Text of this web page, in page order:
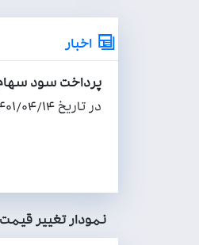
اخبار
پرداخت سود سهام اشخاص
نمودار تغيير قيمت سهام